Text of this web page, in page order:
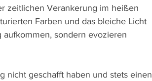
zeitlichen Verankerung im heißen
Farben und das bleiche Licht
sondern evozieren
nicht geschafft haben und stets einen